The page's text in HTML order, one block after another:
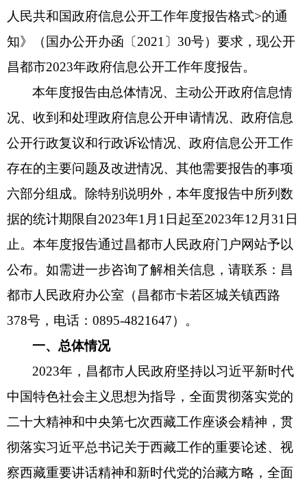
人民共和国政府信息公开工作年度报告格式>的通
知》（国办公开办函〔2021〕30号）要求，现公开
昌都市2023年政府信息公开工作年度报告。
本年度报告由总体情况、主动公开政府信息情
况、收到和处理政府信息公开申请情况、政府信息
公开行政复议和行政诉讼情况、政府信息公开工作
存在的主要问题及改进情况、其他需要报告的事项
六部分组成。除特别说明外，本年度报告中所列数
据的统计期限自2023年1月1日起至2023年12月31日
止。本年度报告通过昌都市人民政府门户网站予以
公布。如需进一步咨询了解相关信息，请联系：昌
都市人民政府办公室（昌都市卡若区城关镇西路
378号，电话：0895-4821647）。
一、总体情况
2023年，昌都市人民政府坚持以习近平新时代
中国特色社会主义思想为指导，全面贯彻落实党的
二十大精神和中央第七次西藏工作座谈会精神，贯
彻落实习近平总书记关于西藏工作的重要论述、视
察西藏重要讲话精神和新时代党的治藏方略，全面